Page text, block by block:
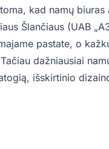
kad namų
Šlančiaus (UAB
pastate, o
dažniausiai
išskirtinio